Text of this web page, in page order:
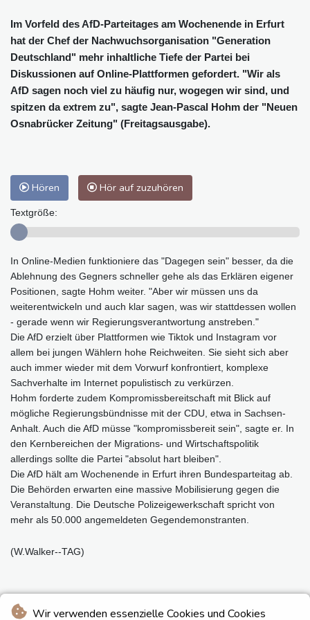
Wir verwenden essenzielle Cookies und Cookies
Im Vorfeld des AfD-Parteitages am Wochenende in Erfurt
hat der Chef der Nachwuchsorganisation "Generation
Deutschland" mehr inhaltliche Tiefe der Partei bei
Diskussionen auf Online-Plattformen gefordert. "Wir als
AfD sagen noch viel zu häufig nur, wogegen wir sind, und
spitzen da extrem zu", sagte Jean-Pascal Hohm der "Neuen
Osnabrücker Zeitung" (Freitagsausgabe).
Hören Hör auf zuzuhören
Textgröße:
In Online-Medien funktioniere das "Dagegen sein" besser, da die
Ablehnung des Gegners schneller gehe als das Erklären eigener
Positionen, sagte Hohm weiter. "Aber wir müssen uns da
weiterentwickeln und auch klar sagen, was wir stattdessen wollen
- gerade wenn wir Regierungsverantwortung anstreben."
Die AfD erzielt über Plattformen wie Tiktok und Instagram vor
allem bei jungen Wählern hohe Reichweiten. Sie sieht sich aber
auch immer wieder mit dem Vorwurf konfrontiert, komplexe
Sachverhalte im Internet populistisch zu verkürzen.
Hohm forderte zudem Kompromissbereitschaft mit Blick auf
mögliche Regierungsbündnisse mit der CDU, etwa in Sachsen-
Anhalt. Auch die AfD müsse "kompromissbereit sein", sagte er. In
den Kernbereichen der Migrations- und Wirtschaftspolitik
allerdings sollte die Partei "absolut hart bleiben".
Die AfD hält am Wochenende in Erfurt ihren Bundesparteitag ab.
Die Behörden erwarten eine massive Mobilisierung gegen die
Veranstaltung. Die Deutsche Polizeigewerkschaft spricht von
mehr als 50.000 angemeldeten Gegendemonstranten.
(W.Walker--TAG)